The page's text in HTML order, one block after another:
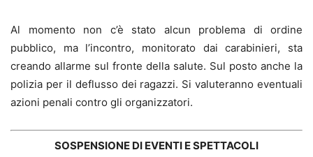
Al momento non c’è stato alcun problema di ordine
pubblico, ma l’incontro, monitorato dai carabinieri, sta
creando allarme sul fronte della salute. Sul posto anche la
polizia per il deflusso dei ragazzi. Si valuteranno eventuali
azioni penali contro gli organizzatori.
SOSPENSIONE DI EVENTI E SPETTACOLI